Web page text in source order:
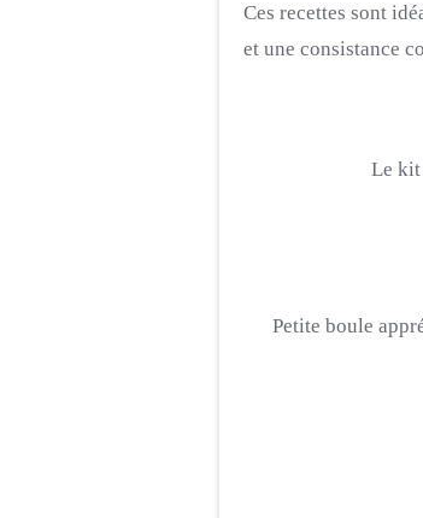
Ces recettes sont
et une consistance
Le kit
Petite boule